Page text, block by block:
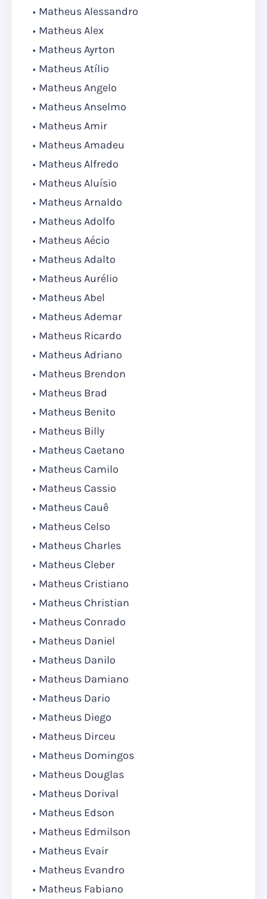
Matheus Alessandro
Matheus Alex
Matheus Ayrton
Matheus Atílio
Matheus Angelo
Matheus Anselmo
Matheus Amir
Matheus Amadeu
Matheus Alfredo
Matheus Aluísio
Matheus Arnaldo
Matheus Adolfo
Matheus Aécio
Matheus Adalto
Matheus Aurélio
Matheus Abel
Matheus Ademar
Matheus Ricardo
Matheus Adriano
Matheus Brendon
Matheus Brad
Matheus Benito
Matheus Billy
Matheus Caetano
Matheus Camilo
Matheus Cassio
Matheus Cauê
Matheus Celso
Matheus Charles
Matheus Cleber
Matheus Cristiano
Matheus Christian
Matheus Conrado
Matheus Daniel
Matheus Danilo
Matheus Damiano
Matheus Dario
Matheus Diego
Matheus Dirceu
Matheus Domingos
Matheus Douglas
Matheus Dorival
Matheus Edson
Matheus Edmilson
Matheus Evair
Matheus Evandro
Matheus Fabiano